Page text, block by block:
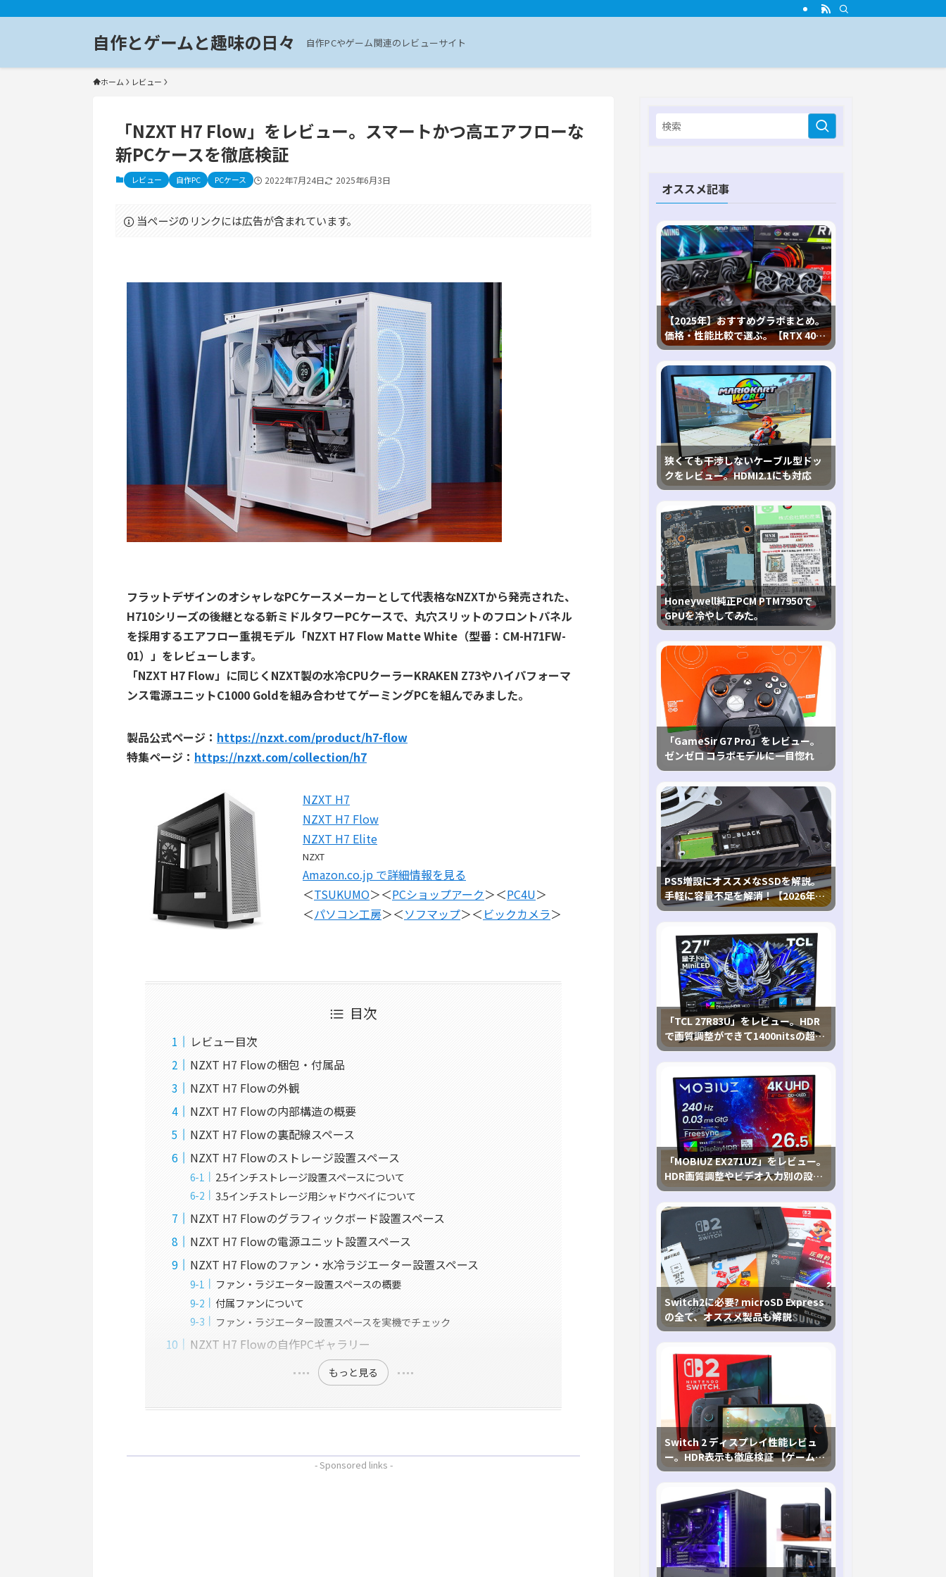
自作とゲームと趣味の日々 自作PCやゲーム関連のレビューサイト
ホーム レビュー
「NZXT H7 Flow」をレビュー。スマートかつ高エアフローな
新PCケースを徹底検証
レビュー 自作PC PCケース 2022年7月24日 2025年6月3日
当ページのリンクには広告が含まれています。
フラットデザインのオシャレなPCケースメーカーとして代表格なNZXTから発売された、
H710シリーズの後継となる新ミドルタワーPCケースで、丸穴スリットのフロントパネル
を採用するエアフロー重視モデル「NZXT H7 Flow Matte White（型番：CM-H71FW-
01）」をレビューします。
「NZXT H7 Flow」に同じくNZXT製の水冷CPUクーラーKRAKEN Z73やハイパフォーマ
ンス電源ユニットC1000 Goldを組み合わせてゲーミングPCを組んでみました。
製品公式ページ： https://nzxt.com/product/h7-flow
特集ページ： https://nzxt.com/collection/h7
NZXT H7
NZXT H7 Flow
NZXT H7 Elite
NZXT
Amazon.co.jp で詳細情報を見る
＜TSUKUMO＞＜PCショップアーク＞＜PC4U＞
＜パソコン工房＞＜ソフマップ＞＜ ビックカメラ＞
目次
レビュー目次
NZXT H7 Flowの梱包・付属品
NZXT H7 Flowの外観
NZXT H7 Flowの内部構造の概要
NZXT H7 Flowの裏配線スペース
NZXT H7 Flowのストレージ設置スペース
2.5インチストレージ設置スペースについて
3.5インチストレージ用シャドウベイについて
NZXT H7 Flowのグラフィックボード設置スペース
NZXT H7 Flowの電源ユニット設置スペース
NZXT H7 Flowのファン・水冷ラジエーター設置スペース
ファン・ラジエーター設置スペースの概要
付属ファンについて
ファン・ラジエーター設置スペースを実機でチェック
NZXT H7 Flowの自作PCギャラリー
もっと見る
- Sponsored links -
オススメ記事
【2025年】おすすめグラボまとめ。
価格・性能比較で選ぶ。【RTX 40,
RX 7000各種に対応】
狭くても干渉しないケーブル型ドッ
クをレビュー。HDMI2.1にも対応
Honeywell純正PCM PTM7950で
GPUを冷やしてみた。
「GameSir G7 Pro」をレビュー。
ゼンゼロ コラボモデルに一目惚れ
PS5増設にオススメなSSDを解説。
手軽に容量不足を解消！【2026年最
新、PS5 Proにも対応】
「TCL 27R83U」をレビュー。HDR
で画質調整ができて1400nitsの超高
輝度も発揮！
「MOBIUZ EX271UZ」をレビュー。
HDR画質調整やビデオ入力別の設定
が可能な4K有機ELゲーミングモニタ
を徹底検証
Switch2に必要? microSD Express
の全て、オススメ製品も解説
Switch 2 ディスプレイ性能レビュ
ー。HDR表示も徹底検証 【ゲームに
おけるHDRの未来を切り開く1台！】